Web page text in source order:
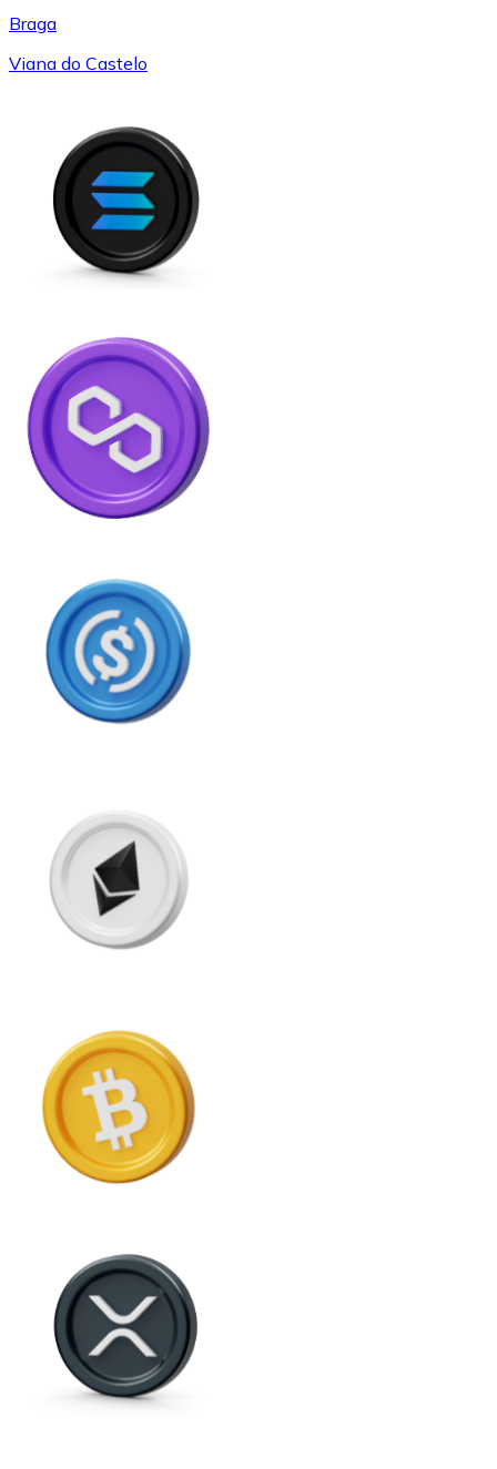
Braga
Viana do Castelo